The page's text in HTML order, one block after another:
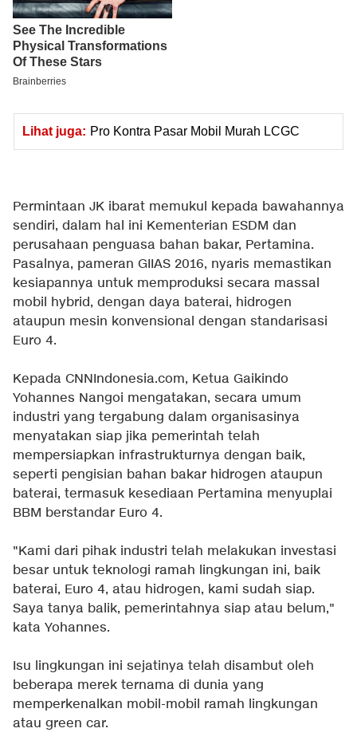
Lihat juga: Pro Kontra Pasar Mobil Murah LCGC
Permintaan JK ibarat memukul kepada bawahannya
sendiri, dalam hal ini Kementerian ESDM dan
perusahaan penguasa bahan bakar, Pertamina.
Pasalnya, pameran GIIAS 2016, nyaris memastikan
kesiapannya untuk memproduksi secara massal
mobil hybrid, dengan daya baterai, hidrogen
ataupun mesin konvensional dengan standarisasi
Euro 4.
Kepada CNNIndonesia.com, Ketua Gaikindo
Yohannes Nangoi mengatakan, secara umum
industri yang tergabung dalam organisasinya
menyatakan siap jika pemerintah telah
mempersiapkan infrastrukturnya dengan baik,
seperti pengisian bahan bakar hidrogen ataupun
baterai, termasuk kesediaan Pertamina menyuplai
BBM berstandar Euro 4.
"Kami dari pihak industri telah melakukan investasi
besar untuk teknologi ramah lingkungan ini, baik
baterai, Euro 4, atau hidrogen, kami sudah siap.
Saya tanya balik, pemerintahnya siap atau belum,"
kata Yohannes.
Isu lingkungan ini sejatinya telah disambut oleh
beberapa merek ternama di dunia yang
memperkenalkan mobil-mobil ramah lingkungan
atau green car.